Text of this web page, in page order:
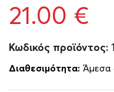
21.00 €
Κωδικός προϊόντος:
Διαθεσιμότητα: Άμεσα